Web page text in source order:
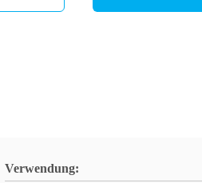
Verwendung: